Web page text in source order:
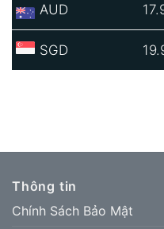
AUD
SGD
Thông tin
Chính Sách Bảo Mật